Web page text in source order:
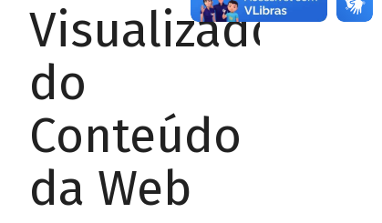
Visualizador
do
Conteúdo
da Web